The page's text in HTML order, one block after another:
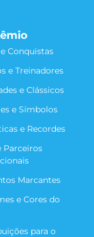
Conquistas
e Treinadores
e Clássicos
e Símbolos
e Recordes
Parceiros
Marcantes
e Cores do
para o